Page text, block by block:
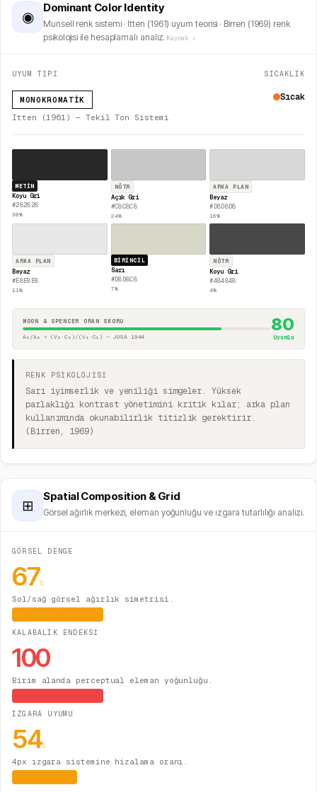
◉
Dominant Color Identity
Munsell renk sistemi · Itten (1961) uyum teorisi · Birren (1969) renk
psikolojisi ile hesaplamalı analiz. Kaynak ↗
UYUM TİPİ
MONOKROMATIK
Itten (1961) — Tekil Ton Sistemi
SICAKLIK
Sıcak
METIN
Koyu Gri
#282828
38%
NÖTR
Açık Gri
#C8C8C8
24%
ARKA PLAN
Beyaz
#D8D8D8
16%
ARKA PLAN
Beyaz
#E8E8E8
11%
BIRINCIL
Sarı
#D8D8C8
7%
NÖTR
Koyu Gri
#484848
4%
MOON & SPENCER ORAN SKORU
A₁/A₂ = (V₂·C₂)/(V₁·C₁) — JOSA 1944
80
Uyumlu
RENK PSİKOLOJİSİ
Sarı iyimserlik ve yeniliği simgeler. Yüksek
parlaklığı kontrast yönetimini kritik kılar; arka plan
kullanımında okunabilirlik titizlik gerektirir.
(Birren, 1969)
⊞
Spatial Composition & Grid
Görsel ağırlık merkezi, eleman yoğunluğu ve ızgara tutarlılığı analizi.
GÖRSEL DENGE
67%
Sol/sağ görsel ağırlık simetrisi.
KALABALIK ENDEKSİ
100
Birim alanda perceptual eleman yoğunluğu.
IZGARA UYUMU
54%
4px ızgara sistemine hizalama oranı.